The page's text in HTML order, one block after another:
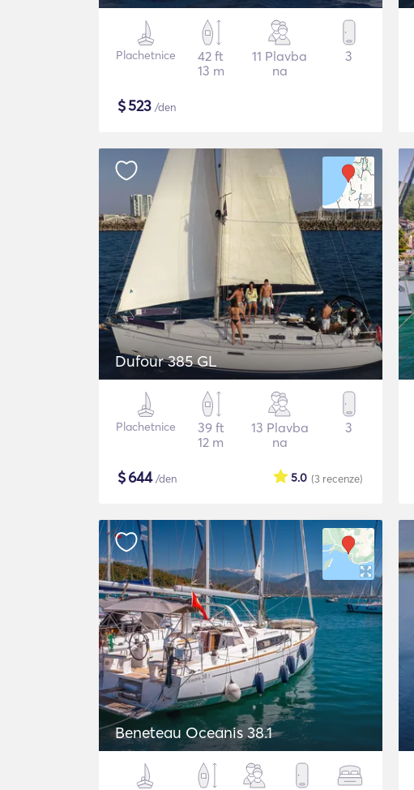
Plachetnice
42 ft
13 m
11 Plavba
na
3
$523 /den
Dufour 385 GL
Plachetnice
39 ft
12 m
13 Plavba
na
3
$644/den (3 recenze)
5.0
Beneteau Oceanis 38.1